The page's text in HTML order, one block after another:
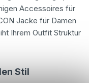
Accessoires für
Jacke für Damen
Ihrem Outfit Struktur
Stil